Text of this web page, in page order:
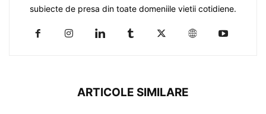
subiecte de presa din toate domeniile vietii cotidiene.
ARTICOLE SIMILARE